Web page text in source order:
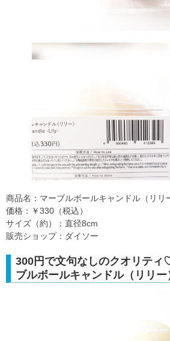
商品名：マーブルボールキャンドル（リリ
価格：￥330（税込）
サイズ（約）：直径8cm
販売ショップ：ダイソー
300円で文句なしのクオリテ
ブルボールキャンドル（リリー